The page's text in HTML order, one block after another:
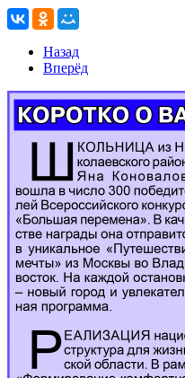
Назад
Вперёд